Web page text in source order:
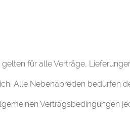
für alle Verträge,
Alle Nebenabreden bedürfen
Vertragsbedingungen